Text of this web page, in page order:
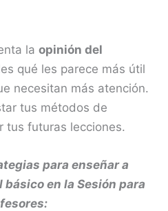
laopinión del
qué les parece más útil
necesitan más atención.
tus métodos de
tus futuras lecciones.
para enseñar a
en la Sesión para